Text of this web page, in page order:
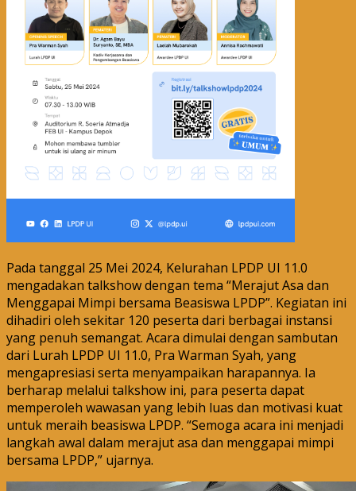
Pada tanggal 25 Mei 2024, Kelurahan LPDP UI 11.0
mengadakan talkshow dengan tema “Merajut Asa dan
Menggapai Mimpi bersama Beasiswa LPDP”. Kegiatan ini
dihadiri oleh sekitar 120 peserta dari berbagai instansi
yang penuh semangat. Acara dimulai dengan sambutan
dari Lurah LPDP UI 11.0, Pra Warman Syah, yang
mengapresiasi serta menyampaikan harapannya. Ia
berharap melalui talkshow ini, para peserta dapat
memperoleh wawasan yang lebih luas dan motivasi kuat
untuk meraih beasiswa LPDP. “Semoga acara ini menjadi
langkah awal dalam merajut asa dan menggapai mimpi
bersama LPDP,” ujarnya.